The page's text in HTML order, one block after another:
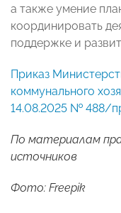
а также умение
координировать
поддержке и
Приказ
коммунального
14.08.2025 № 488/
По материалам
источников
Фото: Freepik